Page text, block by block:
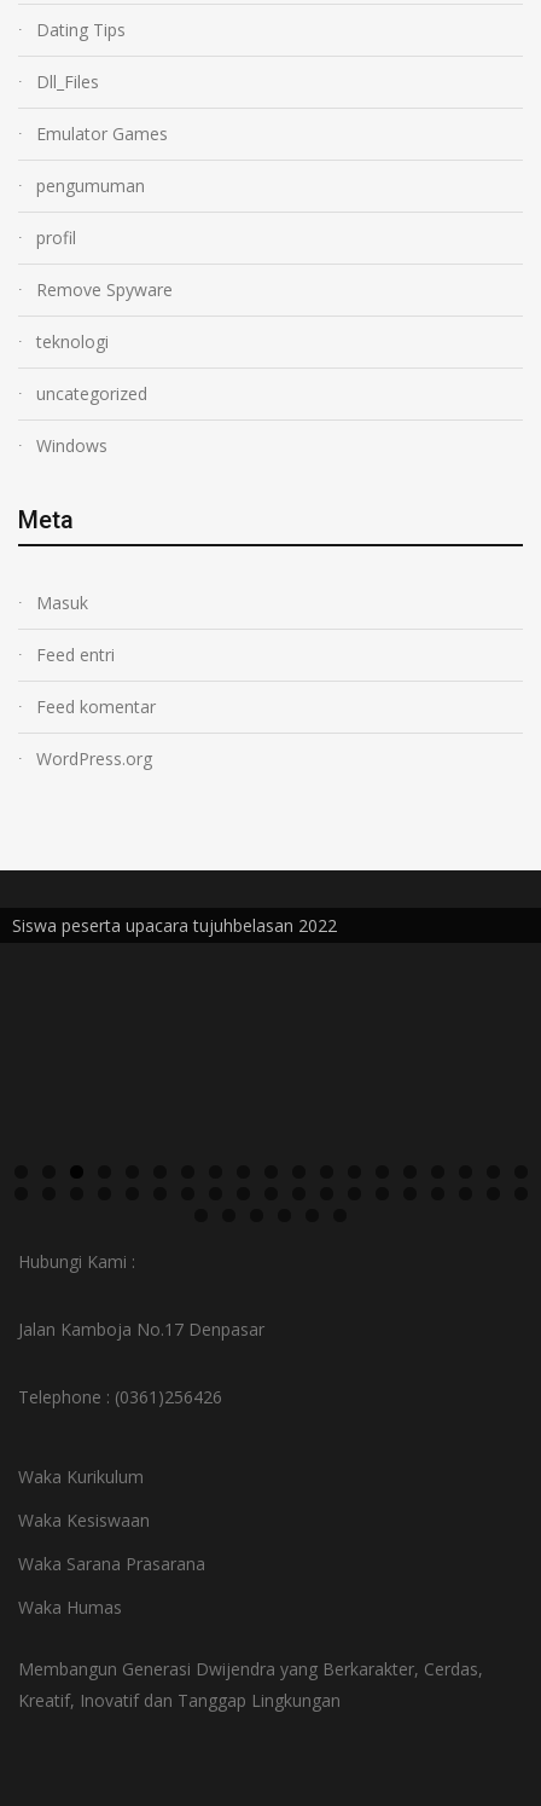
Dating Tips
Dll_Files
Emulator Games
pengumuman
profil
Remove Spyware
teknologi
uncategorized
Windows
Meta
Masuk
Feed entri
Feed komentar
WordPress.org
Siswa peserta upacara tujuhbelasan 2022
Hubungi Kami :
Jalan Kamboja No.17 Denpasar
Telephone : (0361)256426
Waka Kurikulum
Waka Kesiswaan
Waka Sarana Prasarana
Waka Humas
Membangun Generasi Dwijendra yang Berkarakter, Cerdas,
Kreatif, Inovatif dan Tanggap Lingkungan